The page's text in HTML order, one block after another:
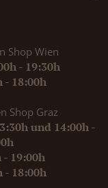
Shop Wien
- 19:30h
- 18:00h
Shop Graz
und 14:00h -
- 19:00h
- 18:00h